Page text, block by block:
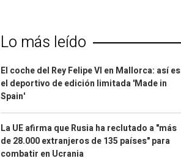
Lo más leído
El coche del Rey Felipe VI en Mallorca: así es
el deportivo de edición limitada 'Made in
Spain'
La UE afirma que Rusia ha reclutado a "más
de 28.000 extranjeros de 135 países" para
combatir en Ucrania